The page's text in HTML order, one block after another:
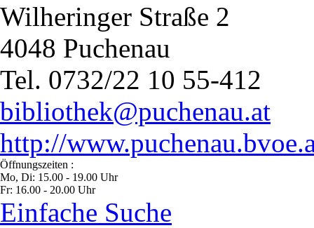
Wilheringer Straße 2
4048 Puchenau
Tel. 0732/22 10 55-412
bibliothek@puchenau.at
http://
Öffnungszeiten :
Mo, Di: 15.00 - 19.00 Uhr
Fr: 16.00 - 20.00 Uhr
Einfache Suche